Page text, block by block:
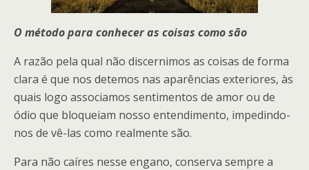
O método para conhecer as coisas como são
A razão pela qual não discernimos as coisas de forma
clara é que nos detemos nas aparências exteriores, às
quais logo associamos sentimentos de amor ou de
ódio que bloqueiam nosso entendimento, impedindo-
nos de vê-las como realmente são.
Para não caíres nesse engano, conserva sempre a